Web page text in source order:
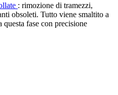
: rimozione di tramezzi,
obsoleti. Tutto viene smaltito a
fase con precisione